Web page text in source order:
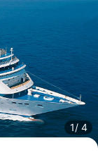
1/ 4